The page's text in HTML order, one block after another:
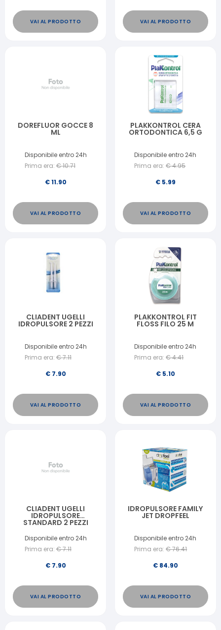
VAI AL PRODOTTO VAI AL PRODOTTO
DOREFLUOR GOCCE 8
ML
Disponibile entro 24h
Prima era: €10.71
€11.90
VAI AL PRODOTTO
PLAKKONTROL CERA
ORTODONTICA 6,5 G
Disponibile entro 24h
Prima era: €4.95
€ 5.99
VAI AL PRODOTTO
CLIADENT UGELLI
IDROPULSORE 2 PEZZI
Disponibile entro 24h
Prima era: €7.11
€ 7.90
VAI AL PRODOTTO
PLAKKONTROL FIT
FLOSS FILO 25 M
Disponibile entro 24h
Prima era: €4.41
€ 5.10
VAI AL PRODOTTO
CLIADENT UGELLI
IDROPULSORE
STANDARD 2 PEZZI
Disponibile entro 24h
Prima era: €7.11
€ 7.90
VAI AL PRODOTTO
IDROPULSORE FAMILY
JET DROPFEEL
Disponibile entro 24h
Prima era: €76.41
€ 84.90
VAI AL PRODOTTO